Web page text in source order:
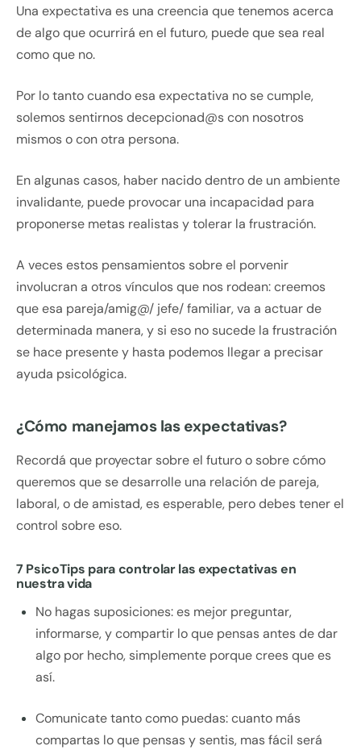
Una expectativa es una creencia que tenemos acerca
de algo que ocurrirá en el futuro, puede que sea real
como que no.
Por lo tanto cuando esa expectativa no se cumple,
solemos sentirnos decepcionad@s con nosotros
mismos o con otra persona.
En algunas casos, haber nacido dentro de un ambiente
invalidante, puede provocar una incapacidad para
proponerse metas realistas y tolerar la frustración.
A veces estos pensamientos sobre el porvenir
involucran a otros vínculos que nos rodean: creemos
que esa pareja/amig@/ jefe/ familiar, va a actuar de
determinada manera, y si eso no sucede la frustración
se hace presente y hasta podemos llegar a precisar
ayuda psicológica.
¿Cómo manejamos las expectativas?
Recordá que proyectar sobre el futuro o sobre cómo
queremos que se desarrolle una relación de pareja,
laboral, o de amistad, es esperable, pero debes tener el
control sobre eso.
7 PsicoTips para controlar las expectativas en
nuestra vida
No hagas suposiciones: es mejor preguntar,
informarse, y compartir lo que pensas antes de dar
algo por hecho, simplemente porque crees que es
así.
Comunicate tanto como puedas: cuanto más
compartas lo que pensas y sentis, mas fácil será